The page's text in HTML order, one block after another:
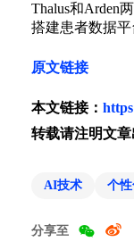
Thalus和Arden
搭建患者数据平
原文链接
本文链接：
转载请注明文
AI技术 个
分享至